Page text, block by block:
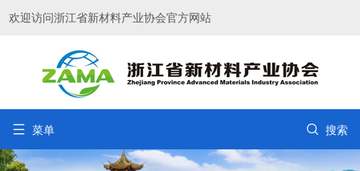
欢迎访问浙江省新材料产业协会官方网站
 菜单  搜索